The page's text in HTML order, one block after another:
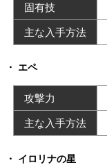
固有技
主な入手方法
エペ
攻撃力
主な入手方法
イロリナの星